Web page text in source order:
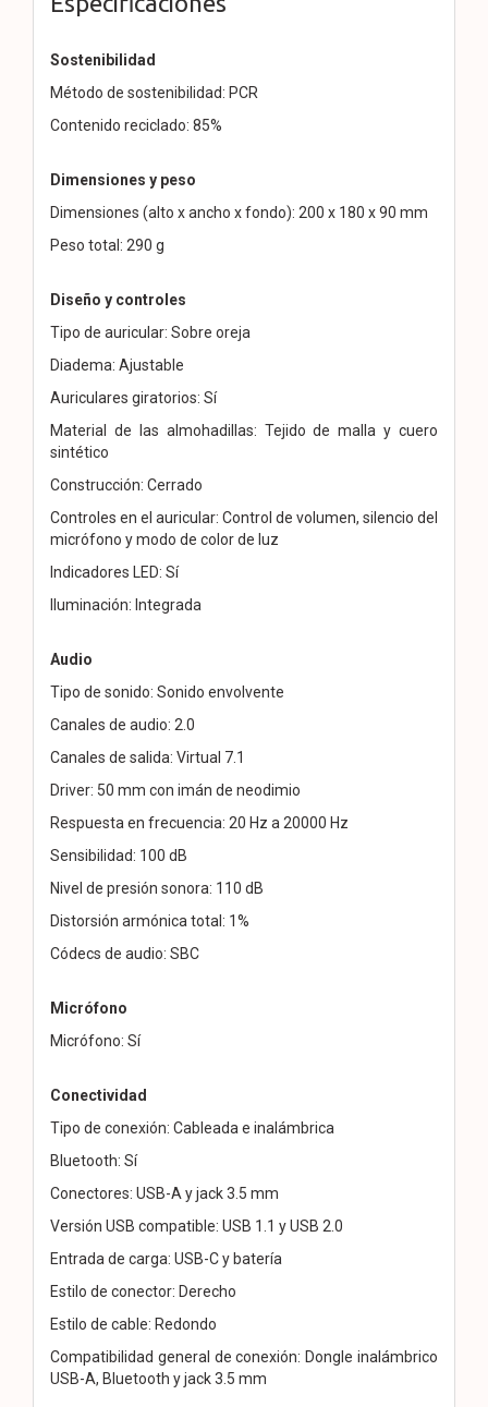
Sostenibilidad
Método de sostenibilidad: PCR
Contenido reciclado: 85%
Dimensiones y peso
Dimensiones (alto x ancho x fondo): 200 x 180 x 90 mm
Peso total: 290 g
Diseño y controles
Tipo de auricular: Sobre oreja
Diadema: Ajustable
Auriculares giratorios: Sí
Material de las almohadillas: Tejido de malla y cuero
sintético
Construcción: Cerrado
Controles en el auricular: Control de volumen, silencio del
micrófono y modo de color de luz
Indicadores LED: Sí
Iluminación: Integrada
Audio
Tipo de sonido: Sonido envolvente
Canales de audio: 2.0
Canales de salida: Virtual 7.1
Driver: 50 mm con imán de neodimio
Respuesta en frecuencia: 20 Hz a 20000 Hz
Sensibilidad: 100 dB
Nivel de presión sonora: 110 dB
Distorsión armónica total: 1%
Códecs de audio: SBC
Micrófono
Micrófono: Sí
Conectividad
Tipo de conexión: Cableada e inalámbrica
Bluetooth: Sí
Conectores: USB-A y jack 3.5 mm
Versión USB compatible: USB 1.1 y USB 2.0
Entrada de carga: USB-C y batería
Estilo de conector: Derecho
Estilo de cable: Redondo
Compatibilidad general de conexión: Dongle inalámbrico
USB-A, Bluetooth y jack 3.5 mm